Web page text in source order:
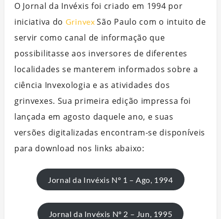
O Jornal da Invéxis foi criado em 1994 por
iniciativa do GrinvexSão Paulo com o intuito de
servir como canal de informação que
possibilitasse aos inversores de diferentes
localidades se manterem informados sobre a
ciência Invexologia e as atividades dos
grinvexes. Sua primeira edição impressa foi
lançada em agosto daquele ano, e suas
versões digitalizadas encontram-se disponíveis
para download nos links abaixo:
Jornal da Invéxis Nº 1 – Ago, 1994
Jornal da Invéxis Nº 2 – Jun, 1995